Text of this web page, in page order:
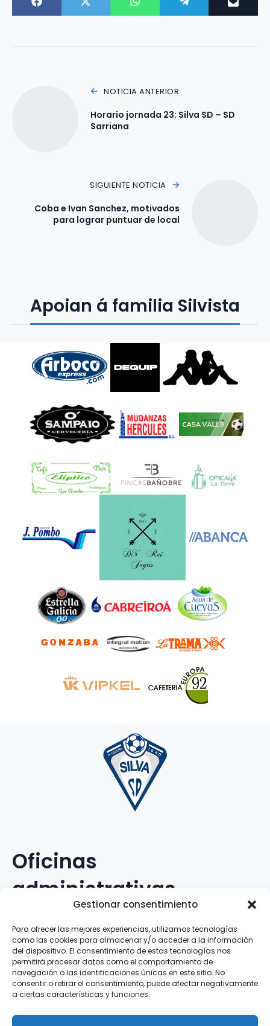
Gestionar consentimiento
Para ofrecer las mejores experiencias, utilizamos tecnologías
como las cookies para almacenar y/o acceder a la información
del dispositivo. El consentimiento de estas tecnologías nos
permitirá procesar datos como el comportamiento de
navegación o las identificaciones únicas en este sitio. No
consentir o retirar el consentimiento, puede afectar negativamente
a ciertas características y funciones.
NOTICIA ANTERIOR
Horario jornada 23: Silva SD – SD
Sarriana
SIGUIENTE NOTICIA
Coba e Ivan Sanchez, motivados
para lograr puntuar de local
Apoian á familia Silvista
Oficinas
administrativas
Avenida Galileo Galilei, 12
15.008 · A Coruña · España
Teléfono:881.069.303
WhatsApp:616.897.466